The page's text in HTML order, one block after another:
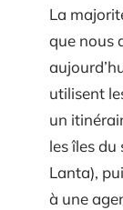
La
que nous
utilisent
un
les îles
Lanta),
à une